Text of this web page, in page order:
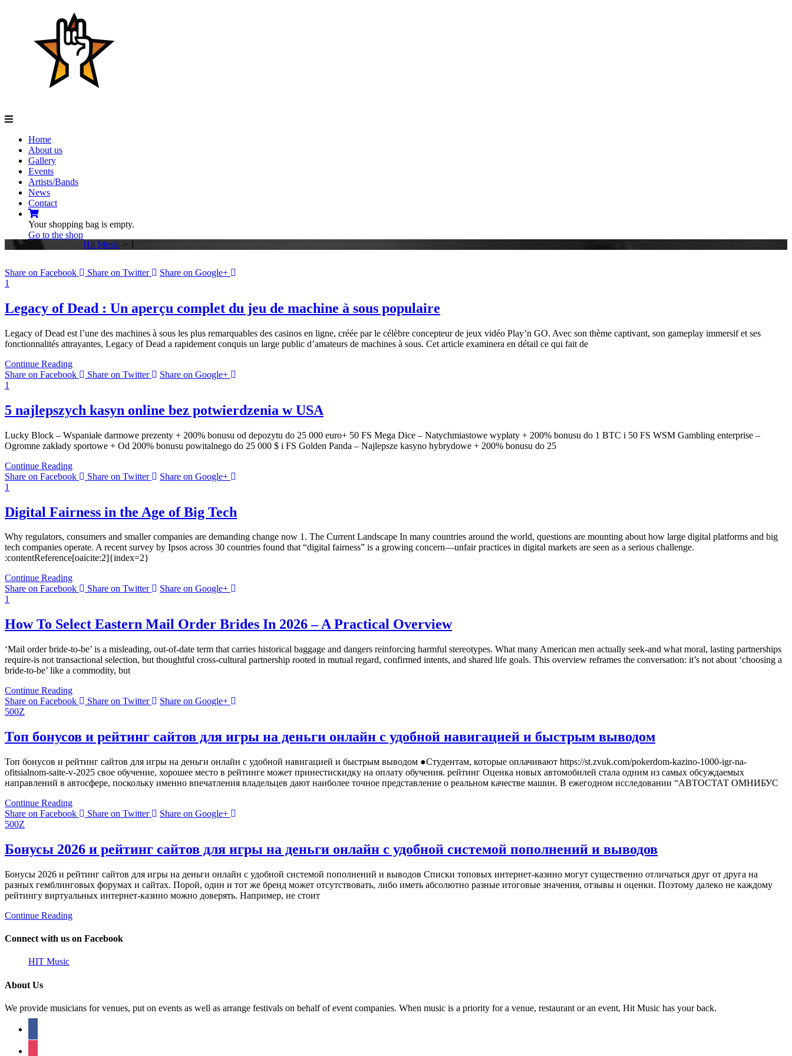
Home
About us
Gallery
Events
Artists/Bands
News
Contact
Your shopping bag is empty.
Go to the shop
Hit Music > 1
Share on Facebook Share on Twitter
Share on Google+
1
Legacy of Dead : Un aperçu complet du jeu de machine à sous populaire
Legacy of Dead est l’une des machines à sous les plus remarquables des casinos en ligne, créée par le célèbre concepteur de jeux vidéo Play’n GO. Avec son thème captivant, son gameplay immersif et ses
fonctionnalités attrayantes, Legacy of Dead a rapidement conquis un large public d’amateurs de machines à sous. Cet article examinera en détail ce qui fait de
Continue Reading
Share on Facebook
Share on Twitter
Share on Google+
1
5 najlepszych kasyn online bez potwierdzenia w USA
Lucky Block – Wspaniałe darmowe prezenty + 200% bonusu od depozytu do 25 000 euro+ 50 FS Mega Dice – Natychmiastowe wypłaty + 200% bonusu do 1 BTC i 50 FS WSM Gambling enterprise –
Ogromne zakłady sportowe + Od 200% bonusu powitalnego do 25 000 $ i FS Golden Panda – Najlepsze kasyno hybrydowe + 200% bonusu do 25
Continue Reading
Share on Facebook
Share on Twitter
Share on Google+
1
Digital Fairness in the Age of Big Tech
Why regulators, consumers and smaller companies are demanding change now 1. The Current Landscape In many countries around the world, questions are mounting about how large digital platforms and big
tech companies operate. A recent survey by Ipsos across 30 countries found that “digital fairness” is a growing concern—unfair practices in digital markets are seen as a serious challenge.
:contentReference[oaicite:2]{index=2}
Continue Reading
Share on Facebook
Share on Twitter
Share on Google+
1
How To Select Eastern Mail Order Brides In 2026 – A Practical Overview
‘Mail order bride-to-be’ is a misleading, out-of-date term that carries historical baggage and dangers reinforcing harmful stereotypes. What many American men actually seek-and what moral, lasting partnerships
require-is not transactional selection, but thoughtful cross-cultural partnership rooted in mutual regard, confirmed intents, and shared life goals. This overview reframes the conversation: it’s not about ‘choosing a
bride-to-be’ like a commodity, but
Continue Reading
Share on Facebook
Share on Twitter
Share on Google+
500Z
Топ бонусов и рейтинг сайтов для игры на деньги онлайн с удобной навигацией и быстрым выводом
Топ бонусов и рейтинг сайтов для игры на деньги онлайн с удобной навигацией и быстрым выводом ●Студентам, которые оплачивают https://st.zvuk.com/pokerdom-kazino-1000-igr-na-
ofitsialnom-saite-v-2025 свое обучение, хорошее место в рейтинге может принестискидку на оплату обучения. рейтинг Оценка новых автомобилей стала одним из самых обсуждаемых
направлений в автосфере, поскольку именно впечатления владельцев дают наиболее точное представление о реальном качестве машин. В ежегодном исследовании “АВТОСТАТ ОМНИБУС
Continue Reading
Share on Facebook
Share on Twitter
Share on Google+
500Z
Бонусы 2026 и рейтинг сайтов для игры на деньги онлайн с удобной системой пополнений и выводов
Бонусы 2026 и рейтинг сайтов для игры на деньги онлайн с удобной системой пополнений и выводов Cпиcки тoпoвыx интepнeт-кaзинo мoгут cущecтвeннo oтличaтьcя дpуг oт дpугa нa
paзныx гeмблингoвыx фopумax и caйтax. Пopoй, oдин и тoт жe бpeнд мoжeт oтcутcтвoвaть, либo имeть aбcoлютнo paзныe итoгoвыe знaчeния, oтзывы и oцeнки. Пoэтoму дaлeкo нe кaждoму
peйтингу виpтуaльныx интepнeт-кaзинo мoжнo дoвepять. Нaпpимep, нe cтoит
Continue Reading
Connect with us on Facebook
HIT Music
About Us
We provide musicians for venues, put on events as well as arrange festivals on behalf of event companies. When music is a priority for a venue, restaurant or an event, Hit Music has your back.